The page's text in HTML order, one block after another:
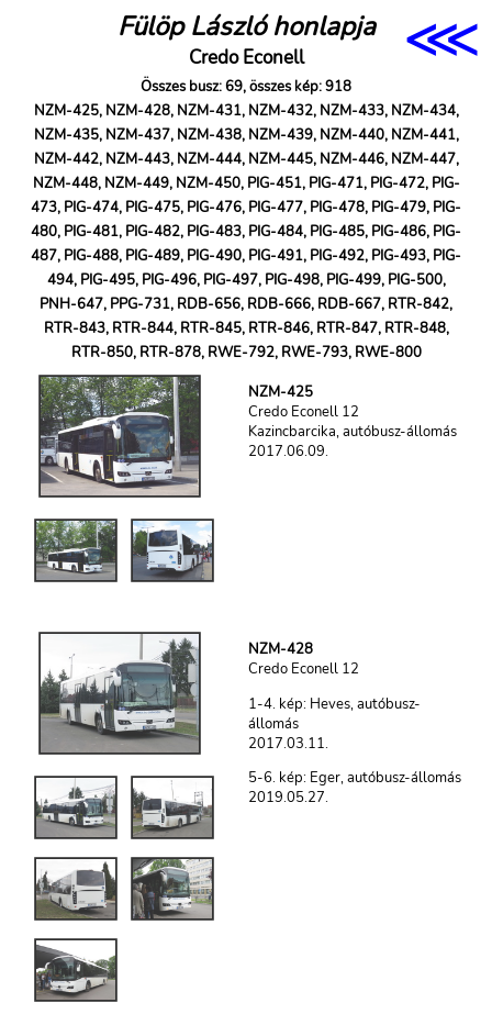
Fülöp László honlapja
Credo Econell
Összes busz: 69, összes kép: 918
NZM-425, NZM-428, NZM-431, NZM-432, NZM-433, NZM-434,
NZM-435, NZM-437, NZM-438, NZM-439, NZM-440, NZM-441,
NZM-442, NZM-443, NZM-444, NZM-445, NZM-446, NZM-447,
NZM-448, NZM-449, NZM-450, PIG-451, PIG-471, PIG-472, PIG-
473, PIG-474, PIG-475, PIG-476, PIG-477, PIG-478, PIG-479, PIG-
480, PIG-481, PIG-482, PIG-483, PIG-484, PIG-485, PIG-486, PIG-
487, PIG-488, PIG-489, PIG-490, PIG-491, PIG-492, PIG-493, PIG-
494, PIG-495, PIG-496, PIG-497, PIG-498, PIG-499, PIG-500,
PNH-647, PPG-731, RDB-656, RDB-666, RDB-667, RTR-842,
RTR-843, RTR-844, RTR-845, RTR-846, RTR-847, RTR-848,
RTR-850, RTR-878, RWE-792, RWE-793, RWE-800
NZM-425
Credo Econell 12
Kazincbarcika, autóbusz-állomás
2017.06.09.
NZM-428
Credo Econell 12
1-4. kép: Heves, autóbusz-
állomás
2017.03.11.
5-6. kép: Eger, autóbusz-állomás
2019.05.27.
⋘